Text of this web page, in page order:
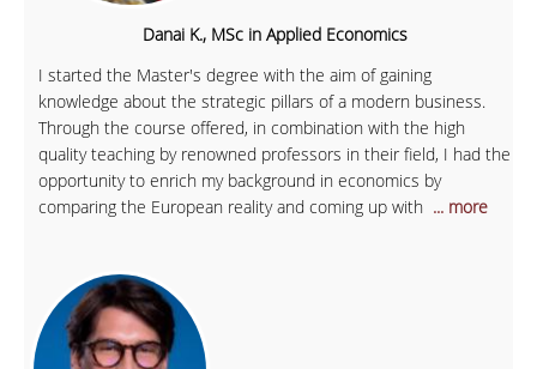
Danai K., MSc in Applied Economics
I started the Master's degree with the aim of gaining
knowledge about the strategic pillars of a modern business.
Through the course offered, in combination with the high
quality teaching by renowned professors in their field, I had the
opportunity to enrich my background in economics by
comparing the European reality and coming up with ... more